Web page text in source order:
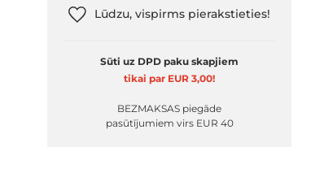
Lūdzu, vispirms pierakstieties!
Sūti uz DPD paku skapjiem
tikai par EUR 3,00!
BEZMAKSAS piegāde
pasūtījumiem virs EUR 40